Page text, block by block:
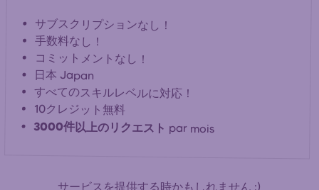
サブスクリプションなし！
手数料なし！
コミットメントなし！
日本 Japan
すべてのスキルレベルに対応！
10クレジット無料
3000件以上のリクエスト par mois
サービスを提供する時かもしれません :)